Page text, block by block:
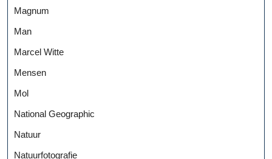
Magnum
Man
Marcel Witte
Mensen
Mol
National Geographic
Natuur
Natuurfotografie